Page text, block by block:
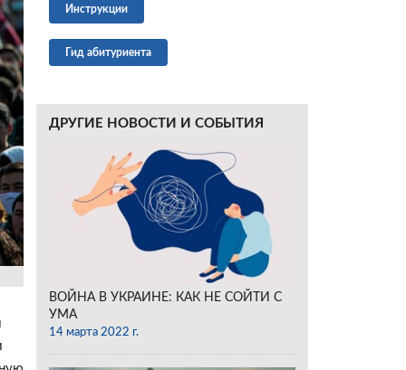
Инструкции
Гид абитуриента
ДРУГИЕ НОВОСТИ И СОБЫТИЯ
ВОЙНА В УКРАИНЕ: КАК НЕ СОЙТИ С
УМА
14 марта 2022 г.